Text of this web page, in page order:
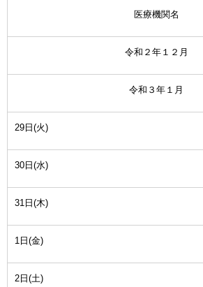
医療機関名
令和２年１２月
令和３年１月
29日(火)
30日(水)
31日(木)
1日(金)
2日(土)